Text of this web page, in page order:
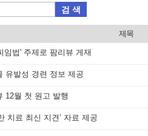
검 색
제목
임법' 주제로 팜리뷰 게재
유발성 경련 정보 제공
12월 첫 원고 발행
치료 최신 지견’ 자료 제공